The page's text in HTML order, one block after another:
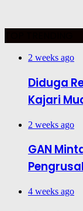
2 weeks ago
Diduga
Kajari
2 weeks ago
GAN
4 weeks ago